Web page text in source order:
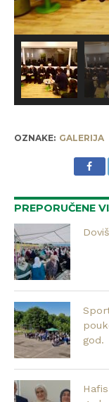
OZNAKE: GALERIJA
PREPORUČENE
god.